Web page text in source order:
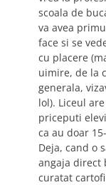
scoala de
va avea
face si se
cu placere
uimire, de la
generala,
lol). Liceul
priceputi
ca au doar
Deja, cand o
angaja direct
curatat